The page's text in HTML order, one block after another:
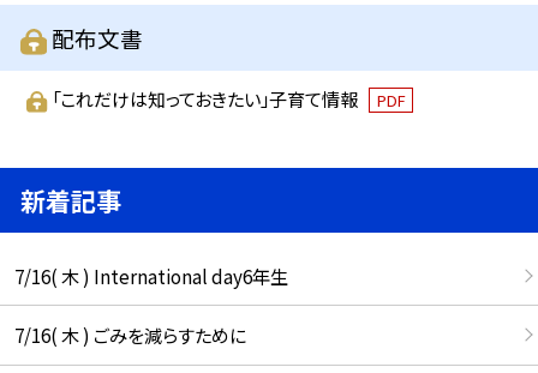
配布文書
「これだけは知っておきたい」子育て情報 PDF
新着記事
7/16( 木 ) International day6年生
7/16( 木 ) ごみを減らすために